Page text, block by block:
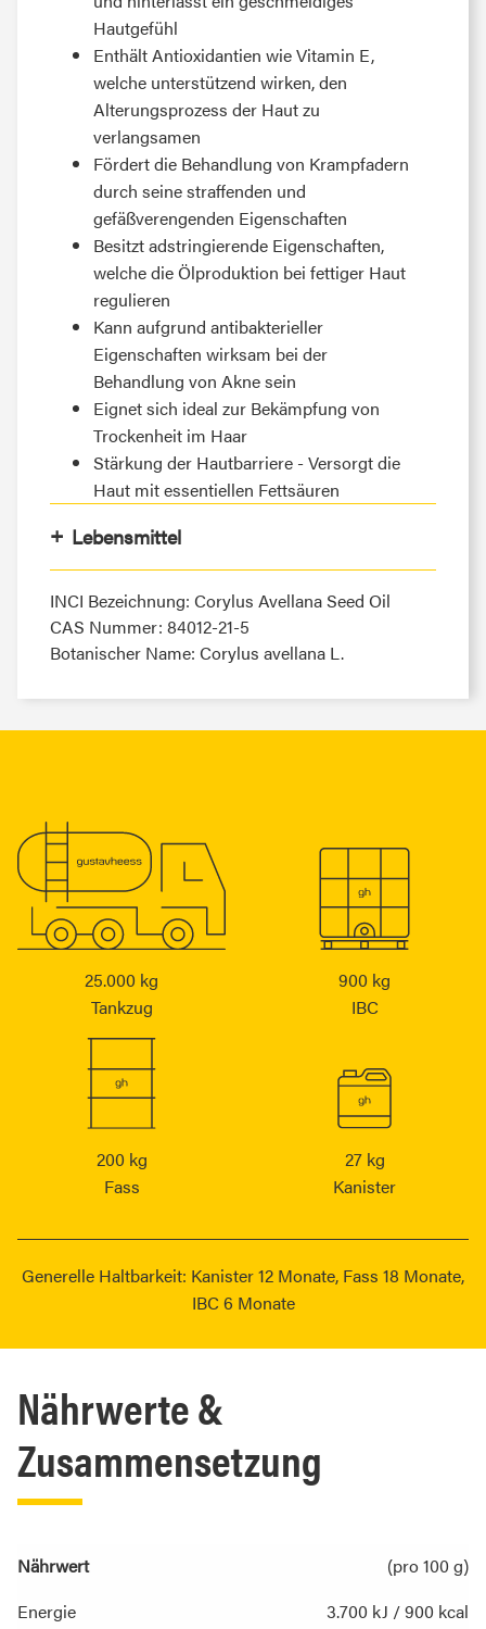
Hautgefühl
Enthält Antioxidantien wie Vitamin E,
welche unterstützend wirken, den
Alterungsprozess der Haut zu
verlangsamen
Fördert die Behandlung von Krampfadern
durch seine straffenden und
gefäßverengenden Eigenschaften
Besitzt adstringierende Eigenschaften,
welche die Ölproduktion bei fettiger Haut
regulieren
Kann aufgrund antibakterieller
Eigenschaften wirksam bei der
Behandlung von Akne sein
Eignet sich ideal zur Bekämpfung von
Trockenheit im Haar
Stärkung der Hautbarriere - Versorgt die
Haut mit essentiellen Fettsäuren
Lebensmittel
INCI Bezeichnung: Corylus Avellana Seed Oil
CAS Nummer: 84012-21-5
Botanischer Name: Corylus avellana L.
25.000 kg
Tankzug
900 kg
IBC
200 kg
Fass
27 kg
Kanister
Generelle Haltbarkeit: Kanister 12 Monate, Fass 18 Monate,
IBC 6 Monate
Nährwerte &
Zusammensetzung
Nährwert
(pro 100 g)
Energie
3.700 kJ / 900 kcal